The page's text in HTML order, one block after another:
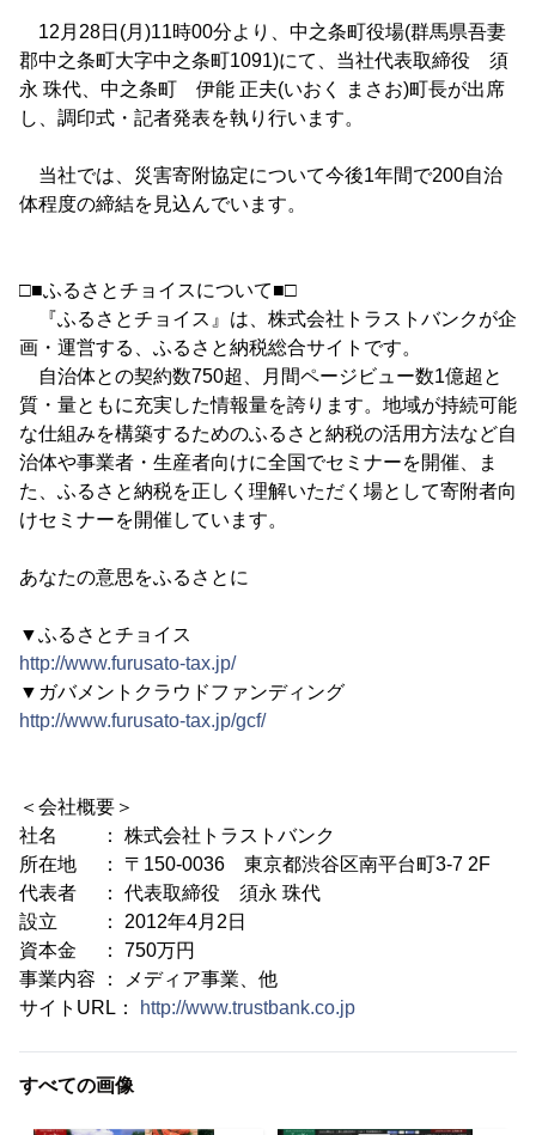
12月28日(月)11時00分より、中之条町役場(群馬県吾妻
郡中之条町大字中之条町1091)にて、当社代表取締役 須
永 珠代、中之条町 伊能 正夫(いおく まさお)町長が出席
し、調印式・記者発表を執り行います。
当社では、災害寄附協定について今後1年間で200自治
体程度の締結を見込んでいます。
□■ふるさとチョイスについて■□
『ふるさとチョイス』は、株式会社トラストバンクが企
画・運営する、ふるさと納税総合サイトです。
自治体との契約数750超、月間ページビュー数1億超と
質・量ともに充実した情報量を誇ります。地域が持続可能
な仕組みを構築するためのふるさと納税の活用方法など自
治体や事業者・生産者向けに全国でセミナーを開催、ま
た、ふるさと納税を正しく理解いただく場として寄附者向
けセミナーを開催しています。
あなたの意思をふるさとに
▼ふるさとチョイス
http://www.furusato-tax.jp/
▼ガバメントクラウドファンディング
http://www.furusato-tax.jp/gcf/
＜会社概要＞
社名 ： 株式会社トラストバンク
所在地 ： 〒150-0036 東京都渋谷区南平台町3-7 2F
代表者 ： 代表取締役 須永 珠代
設立 ： 2012年4月2日
資本金 ： 750万円
事業内容 ： メディア事業、他
サイトURL：
http://www.trustbank.co.jp
すべての画像